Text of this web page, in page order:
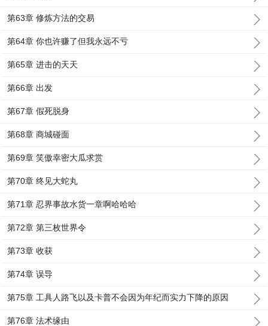
第63章 修炼方法的交易
第64章 你也许赚了但我永远不亏
第65章 进击的天天
第66章 出发
第67章 假死脱身
第68章 商城碰面
第69章 笑傲幸密大瓜求赏
第70章 终见大蛇丸
第71章 忍界事故水货一章啊哈哈哈
第72章 第三枚世界令
第73章 收获
第74章 误导
第75章 工具人路飞以及卡普不会因为年纪而实力下降的原因
第76章 法术缘由